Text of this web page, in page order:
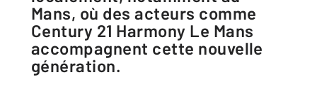
Mans, où des acteurs comme
Century 21 Harmony Le Mans
accompagnent cette nouvelle
génération.